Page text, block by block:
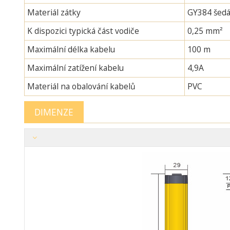
Materiál zátky
GY384
K dispozici typická část vodiče
0,25 mm²
Maximální délka kabelu
100 m
Maximální zatížení kabelu
4,9A
Materiál na obalování kabelů
PVC
DIMENZE